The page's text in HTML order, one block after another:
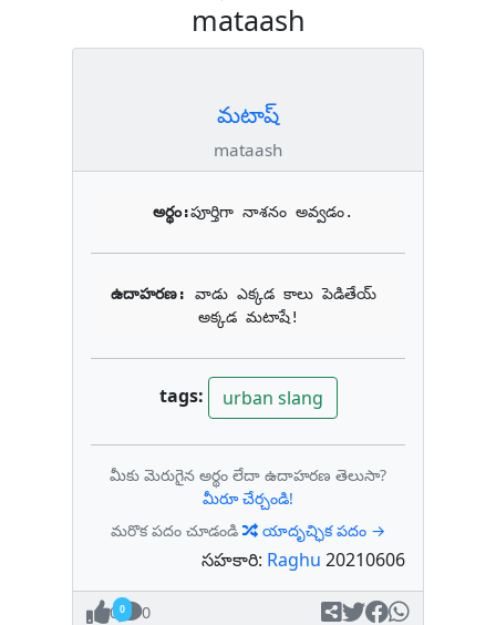
mataash
మటాష్
mataash
అర్థం:పూర్తిగా నాశనం అవ్వడం.
ఉదాహరణ: వాడు ఎక్కడ కాలు పెడితేయ్
అక్కడ మటాషే!
tags: urban slang
మీకు మెరుగైన అర్థం లేదా ఉదాహరణ తెలుసా?
మీరూ చేర్చండి!
మరొక పదం చూడండి
యాదృచ్ఛిక పదం →
సహకారి: Raghu 20210606
0 0